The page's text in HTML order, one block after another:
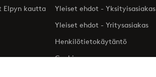
Elpyn kautta
Yleiset ehdot - Yksityisasiakas
Yleiset ehdot - Yritysasiakas
Henkilötietokäytäntö
Cookies